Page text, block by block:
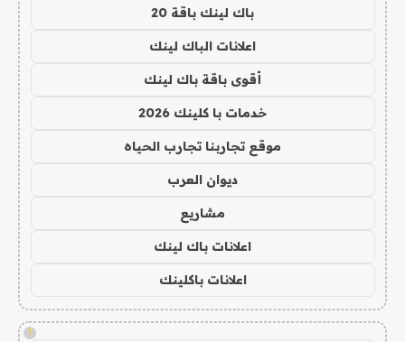
باك لينك باقة 20
اعلانات الباك لينك
أقوى باقة باك لينك
خدمات با كلينك 2026
موقع تجاربنا تجارب الحياه
ديوان العرب
مشاريع
اعلانات باك لينك
اعلانات باكلينك
!